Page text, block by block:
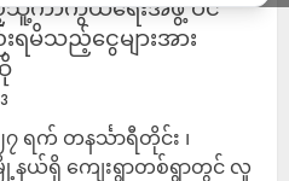
ည့်သူ့ကာကွယ်ရေးအဖွဲ့ ဝင်
ရမိသည့်ငွေများအား
ရက် တနင်္သာရီတိုင်း ၊
ြို့နယ်ရှိ ကျေးရွာတစ်ရွာတွင် လူ